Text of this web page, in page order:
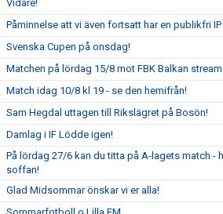
Vidare!
Påminnelse att vi även fortsatt har en publikfri IP
Svenska Cupen på onsdag!
Matchen på lördag 15/8 mot FBK Balkan
Match idag 10/8 kl 19 - se den hemifrån!
Sam Hegdal uttagen till Rikslägret på Bosön!
Damlag i IF Lödde igen!
På lördag 27/6 kan du titta på A-lagets match -
soffan!
Glad Midsommar önskar vi er alla!